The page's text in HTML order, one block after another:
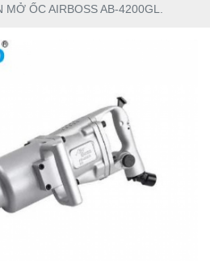
MỞ ỐC AIRBOSS AB-4200GL.